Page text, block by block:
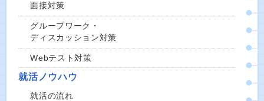
面接対策
グループワーク・
ディスカッション対策
Webテスト対策
就活ノウハウ
就活の流れ